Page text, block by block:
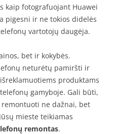
kaip fotografuojant Huawei
pigesni ir ne tokios didelės
vartotojų daugėja.
bet ir kokybės.
neturėtų pamiršti ir
produktams
gamyboje. Gali būti,
ne dažnai, bet
mieste teikiamas
remontas.